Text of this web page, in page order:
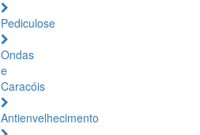
Pediculose
Ondas
e
Caracóis
Antienvelhecimento